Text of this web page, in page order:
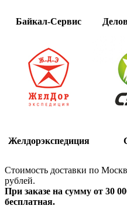
Байкал-Сервис
Желдорэкспедиция
Стоимость доставки по
рублей.
При заказе на сумму от 30
бесплатная.